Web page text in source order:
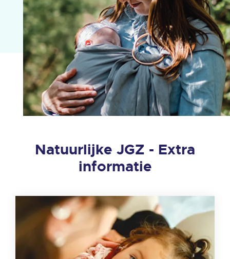
Natuurlijke JGZ - Extra
informatie